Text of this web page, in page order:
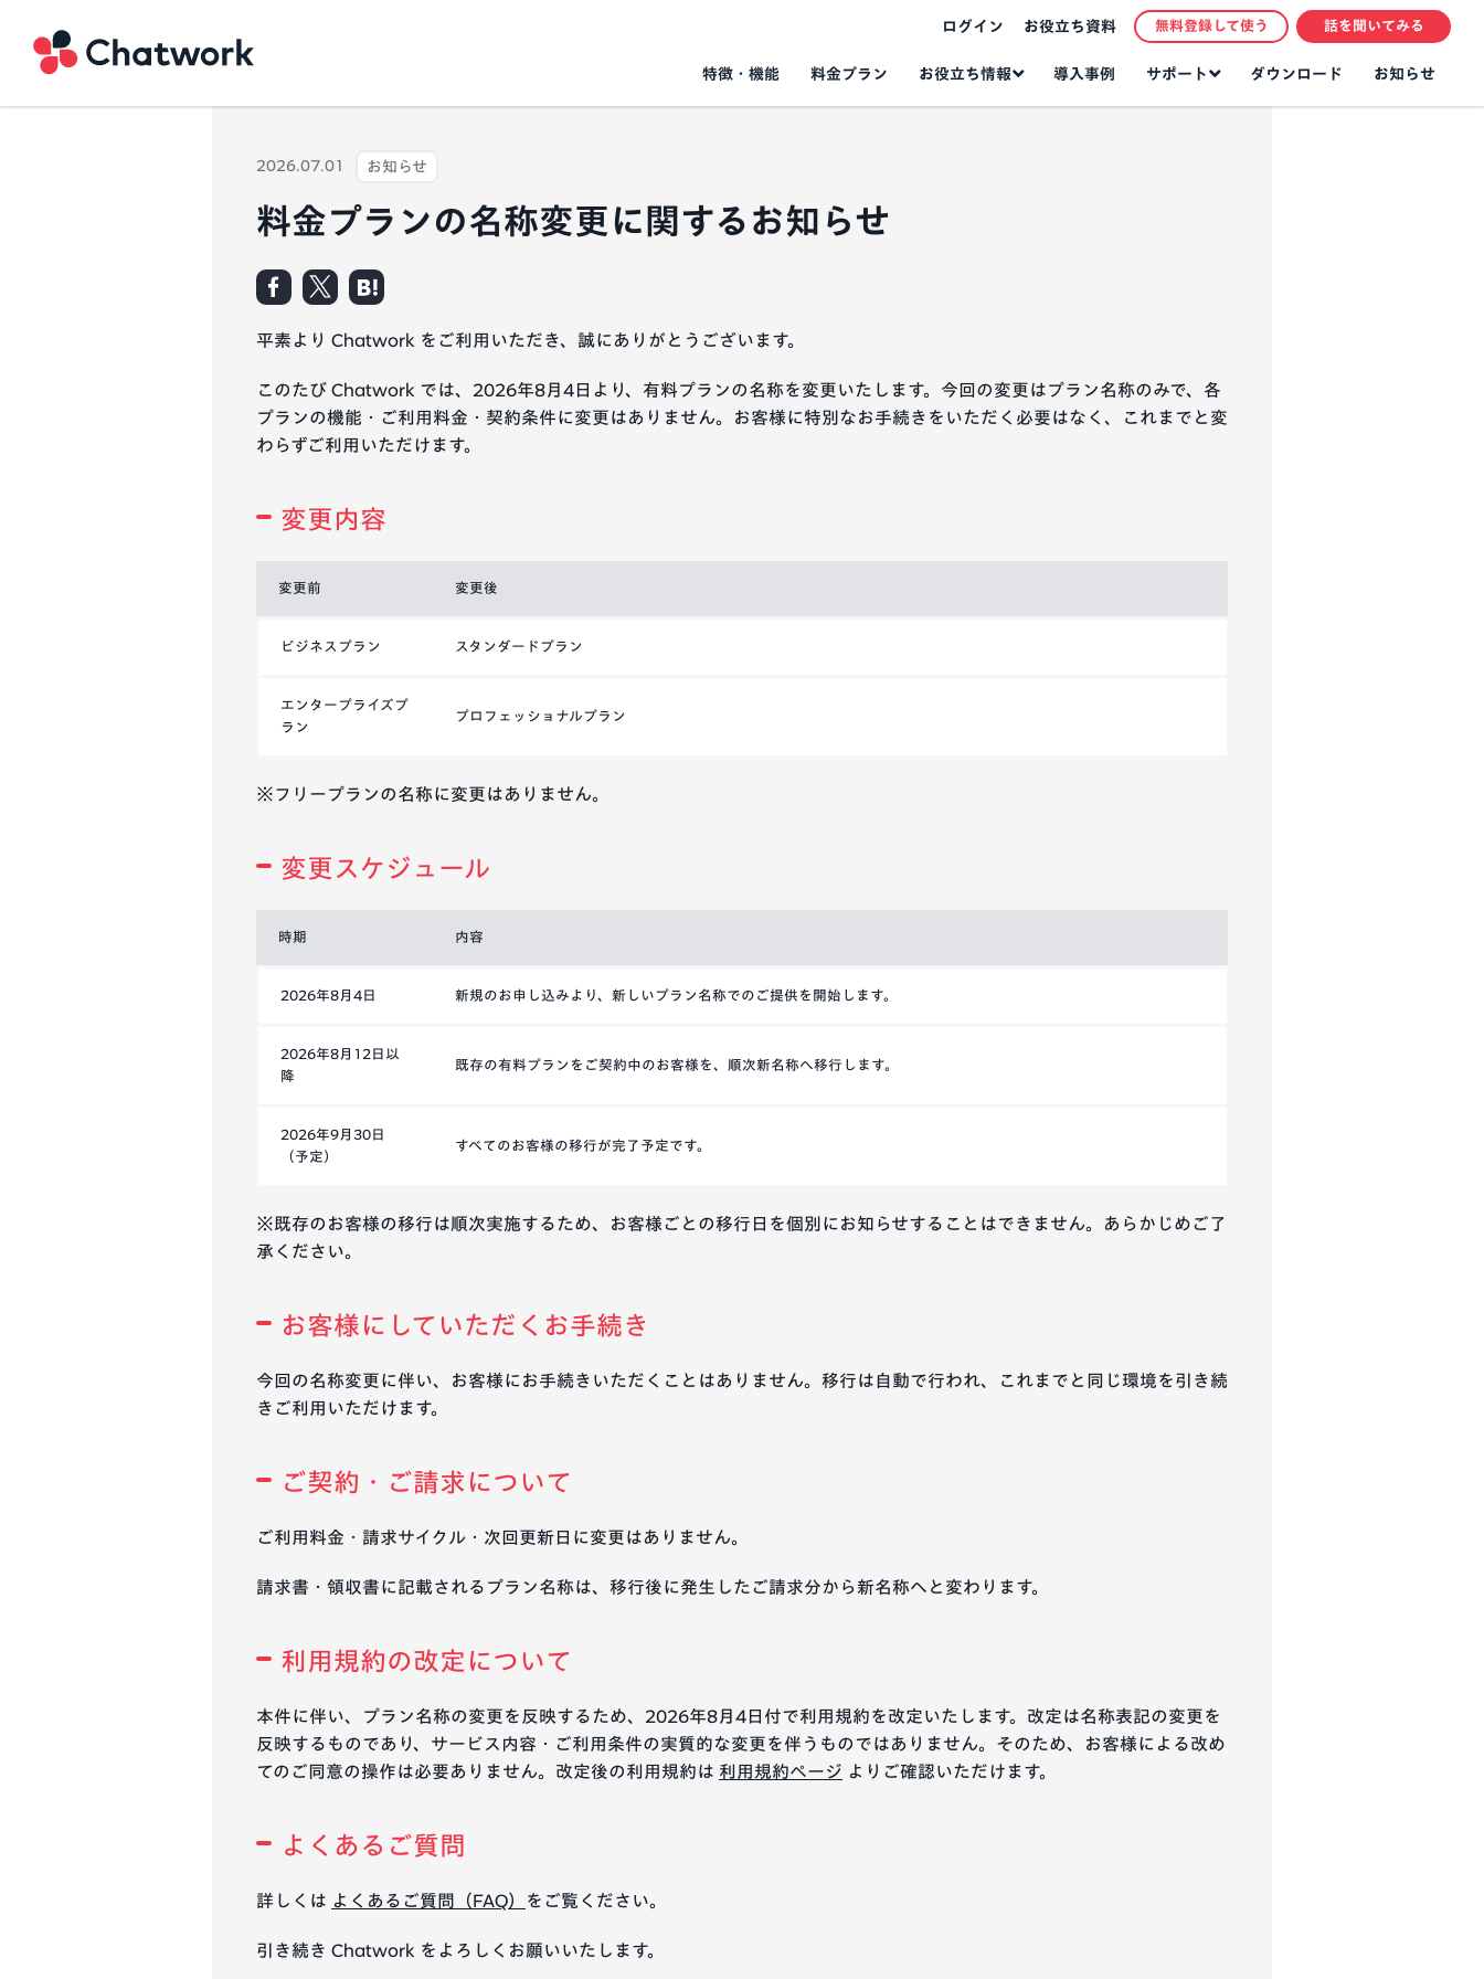
特徴・機能 料金プラン お役立ち情報 導入事例 サポート ダウンロード お知らせ
ログイン お役立ち資料 無料登録して使う 話を聞いてみる
2026.07.01 お知らせ
料金プランの名称変更に関するお知らせ
平素より Chatwork をご利用いただき、誠にありがとうございます。
このたび Chatwork では、2026年8月4日より、有料プランの名称を変更いたします。今回の変更はプラン名称のみで、各
プランの機能・ご利用料金・契約条件に変更はありません。お客様に特別なお手続きをいただく必要はなく、これまでと変
わらずご利用いただけます。
変更内容
変更前 変更後
ビジネスプラン スタンダードプラン
エンタープライズプ
ラン
プロフェッショナルプラン
※フリープランの名称に変更はありません。
変更スケジュール
時期 内容
2026年8月4日 新規のお申し込みより、新しいプラン名称でのご提供を開始します。
2026年8月12日以
降
既存の有料プランをご契約中のお客様を、順次新名称へ移行します。
2026年9月30日
（予定）
すべてのお客様の移行が完了予定です。
※既存のお客様の移行は順次実施するため、お客様ごとの移行日を個別にお知らせすることはできません。あらかじめご了
承ください。
お客様にしていただくお手続き
今回の名称変更に伴い、お客様にお手続きいただくことはありません。移行は自動で行われ、これまでと同じ環境を引き続
きご利用いただけます。
ご契約・ご請求について
ご利用料金・請求サイクル・次回更新日に変更はありません。
請求書・領収書に記載されるプラン名称は、移行後に発生したご請求分から新名称へと変わります。
利用規約の改定について
本件に伴い、プラン名称の変更を反映するため、2026年8月4日付で利用規約を改定いたします。改定は名称表記の変更を
反映するものであり、サービス内容・ご利用条件の実質的な変更を伴うものではありません。そのため、お客様による改め
てのご同意の操作は必要ありません。改定後の利用規約は 利用規約ページ よりご確認いただけます。
よくあるご質問
詳しくは よくあるご質問（FAQ） をご覧ください。
引き続き Chatwork をよろしくお願いいたします。